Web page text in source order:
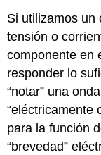
Si utilizamos un
tensión o
componente en
responder lo
“notar” una
“eléctricamente
para la función
“brevedad”